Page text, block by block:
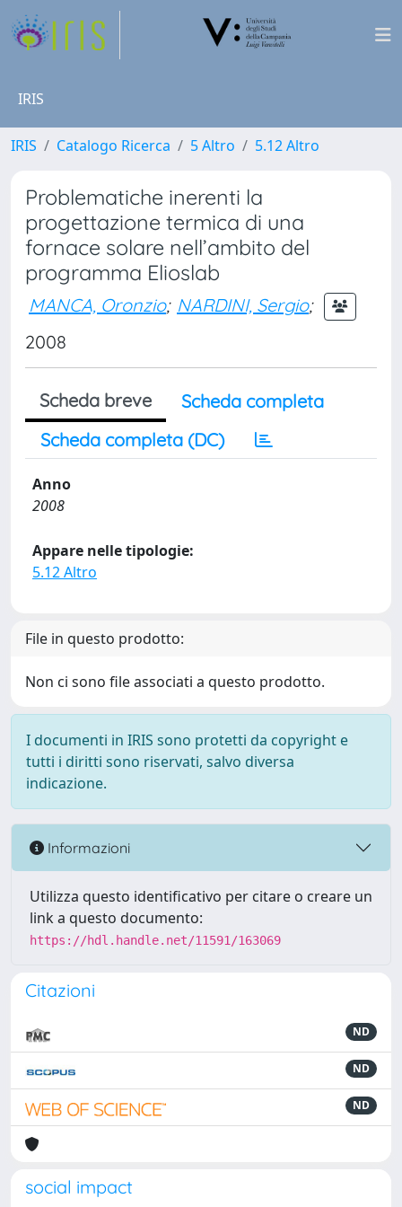
IRIS
IRIS Catalogo Ricerca 5 Altro 5.12 Altro
Problematiche inerenti la
progettazione termica di una
fornace solare nell’ambito del
programma Elioslab
MANCA, Oronzio; NARDINI, Sergio;
2008
Scheda breve
Scheda completa
Scheda completa (DC)
Anno
2008
Appare nelle tipologie:
5.12 Altro
File in questo prodotto:
Non ci sono file associati a questo prodotto.
I documenti in IRIS sono protetti da copyright e
tutti i diritti sono riservati, salvo diversa
indicazione.
Informazioni
Utilizza questo identificativo per citare o creare un
link a questo documento:
https://hdl.handle.net/11591/163069
Citazioni
ND
ND
ND
social impact